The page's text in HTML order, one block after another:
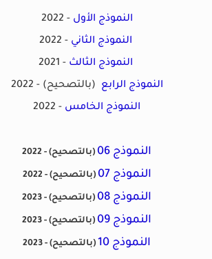
2022 -
2022 -
2021 -
2022 -
(بالتصحيح)
2022 -
النموذج الخامس
2022 - (بالتصحيح) النموذج 06
2022 - (بالتصحيح) النموذج 07
2023 - (بالتصحيح) النموذج 08
2023 - (بالتصحيح) النموذج 09
2023 - (بالتصحيح) النموذج 10